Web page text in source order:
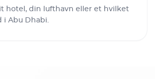
hotel, din lufthavn eller et hvilket
i Abu Dhabi.